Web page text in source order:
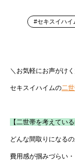
#セキスイハイ
＼お気軽にお声がけ
セキスイハイムの二
【二世帯を考えている
どんな間取りになる
費用感が掴みづらい・